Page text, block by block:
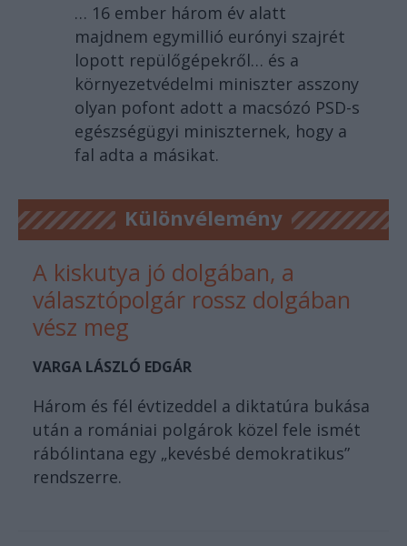
… 16 ember három év alatt
majdnem egymillió eurónyi szajrét
lopott repülőgépekről… és a
környezetvédelmi miniszter asszony
olyan pofont adott a macsózó PSD-s
egészségügyi miniszternek, hogy a
fal adta a másikat.
Különvélemény
A kiskutya jó dolgában, a
választópolgár rossz dolgában
vész meg
VARGA LÁSZLÓ EDGÁR
Három és fél évtizeddel a diktatúra bukása
után a romániai polgárok közel fele ismét
rábólintana egy „kevésbé demokratikus”
rendszerre.